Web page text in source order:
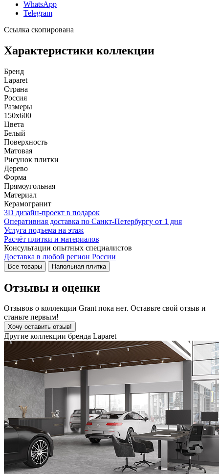
WhatsApp
Telegram
Ссылка скопирована
Характеристики коллекции
Бренд
Laparet
Страна
Россия
Размеры
150x600
Цвета
Белый
Поверхность
Матовая
Рисунок плитки
Дерево
Форма
Прямоугольная
Материал
Керамогранит
3D дизайн-проект в подарок
Оперативная доставка по Санкт-Петербургу от 1 дня
Услуга подъема на этаж
Расчёт плитки и материалов
Консультации опытных специалистов
Доставка в любой регион России
Все товары Напольная плитка
Отзывы и оценки
Отзывов о коллекции Grant пока нет. Оставьте свой отзыв и
станьте первым!
Хочу оставить отзыв!
Другие коллекции бренда Laparet